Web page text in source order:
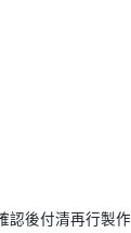
認後付清再行製作